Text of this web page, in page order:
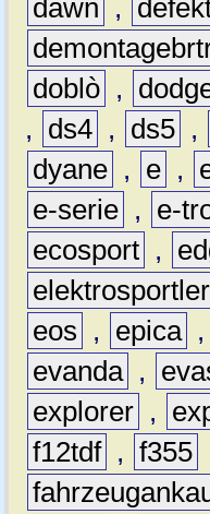
dawn ,
doblò ,
,
ds4 , ds5 ,
dyane , e ,
e-serie , e-
ecosport ,
elektrosportler
eos
, epica ,
evanda ,
explorer ,
f12tdf , f355